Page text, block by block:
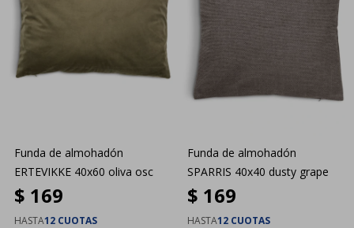
Funda de almohadón
ERTEVIKKE 40x60 oliva osc
$ 169
HASTA12 CUOTAS
Funda de almohadón
SPARRIS 40x40 dusty grape
$ 169
HASTA12 CUOTAS